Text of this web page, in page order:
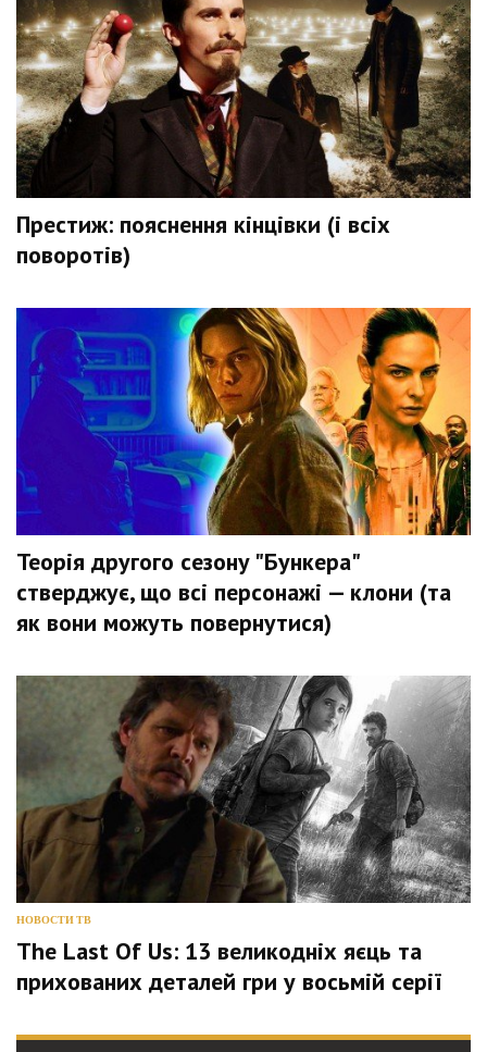
Престиж: пояснення кінцівки (і всіх
поворотів)
Теорія другого сезону "Бункера"
стверджує, що всі персонажі — клони (та
як вони можуть повернутися)
НОВОСТИ ТВ
The Last Of Us: 13 великодніх яєць та
прихованих деталей гри у восьмій серії